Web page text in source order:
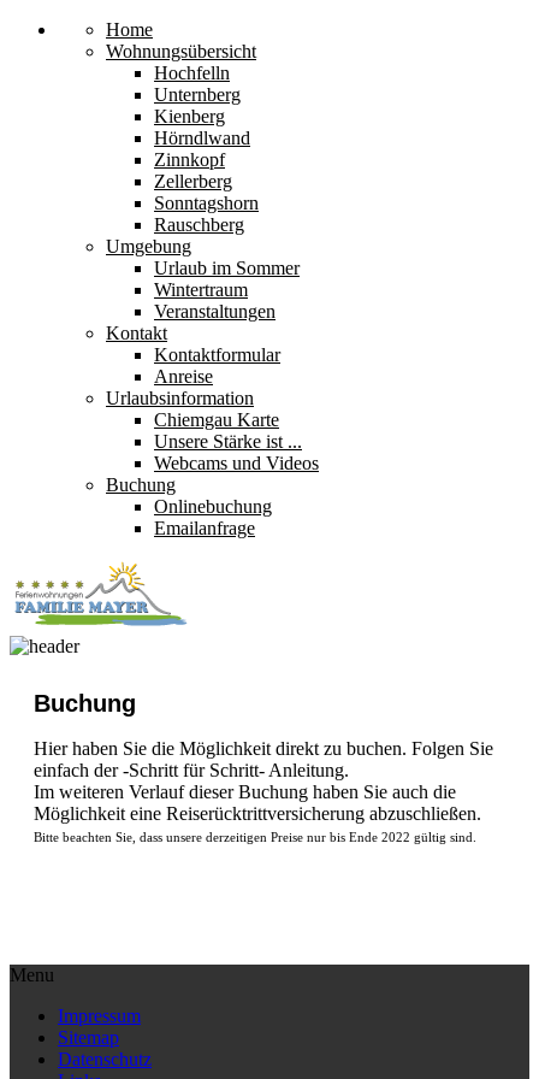
Home
Wohnungsübersicht
Hochfelln
Unternberg
Kienberg
Hörndlwand
Zinnkopf
Zellerberg
Sonntagshorn
Rauschberg
Umgebung
Urlaub im Sommer
Wintertraum
Veranstaltungen
Kontakt
Kontaktformular
Anreise
Urlaubsinformation
Chiemgau Karte
Unsere Stärke ist ...
Webcams und Videos
Buchung
Onlinebuchung
Emailanfrage
Buchung
Hier haben Sie die Möglichkeit direkt zu buchen. Folgen Sie
einfach der -Schritt für Schritt- Anleitung.
Im weiteren Verlauf dieser Buchung haben Sie auch die
Möglichkeit eine Reiserücktrittversicherung abzuschließen.
Bitte beachten Sie, dass unsere derzeitigen Preise nur bis Ende 2022 gültig sind.
Menu
Impressum
Sitemap
Datenschutz